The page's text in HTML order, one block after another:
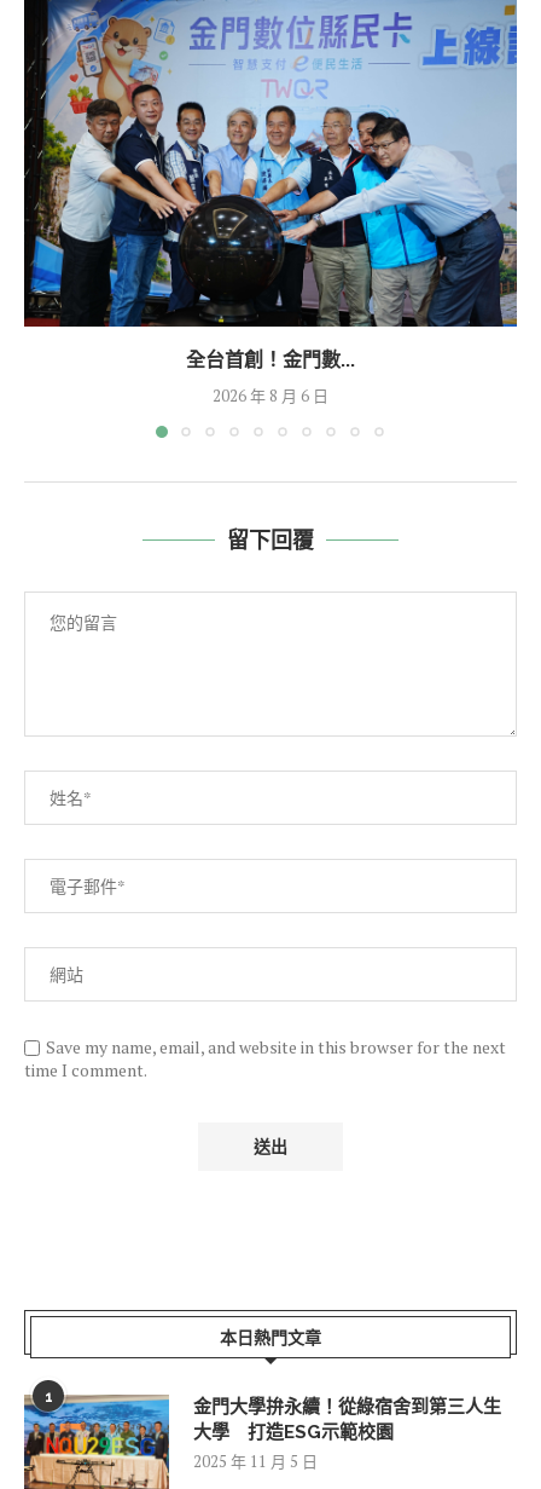
全台首創！金門數...
2026 年 8 月 6 日
留下回覆
Save my name, email, and website in this browser for the next
time I comment.
本日熱門文章
1
金門大學拚永續！從綠宿舍到第三人生
大學 打造ESG示範校園
2025 年 11 月 5 日